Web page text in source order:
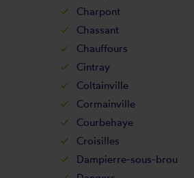
Charpont
Chassant
Chauffours
Cintray
Coltainville
Cormainville
Courbehaye
Croisilles
Dampierre-sous-brou